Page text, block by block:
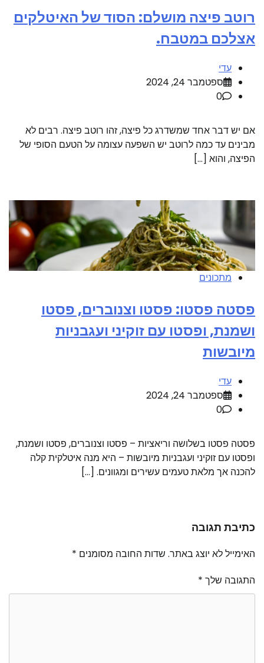
רוטב פיצה מושלם: הסוד של האיטלקים
אצלכם במטבח.
עדי
ספטמבר 24, 2024
0
אם יש דבר אחד שמשדרג כל פיצה, זהו רוטב פיצה. רבים לא
מבינים עד כמה לרוטב יש השפעה עצומה על הטעם הסופי של
הפיצה, והוא […]
מתכונים
פסטה פסטו: פסטו וצנוברים, פסטו
ושמנת, ופסטו עם זוקיני ועגבניות
מיובשות
עדי
ספטמבר 24, 2024
0
פסטה פסטו בשלושה וריאציות – פסטו וצנוברים, פסטו ושמנת,
ופסטו עם זוקיני ועגבניות מיובשות – היא מנה איטלקית קלה
להכנה אך מלאת טעמים עשירים ומגוונים. […]
כתיבת תגובה
האימייל לא יוצג באתר. שדות החובה מסומנים *
התגובה שלך *